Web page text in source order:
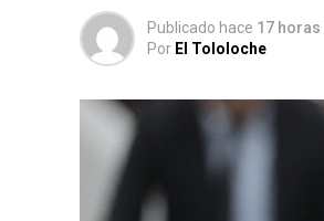
Publicado hace 17 horas
Por El Tololoche